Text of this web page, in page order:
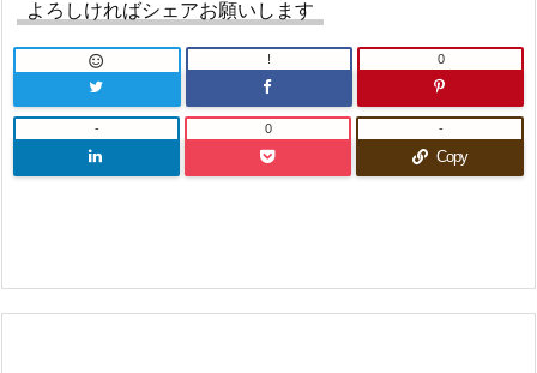
よろしければシェアお願いします
 ! 0
- 0
Copy
-